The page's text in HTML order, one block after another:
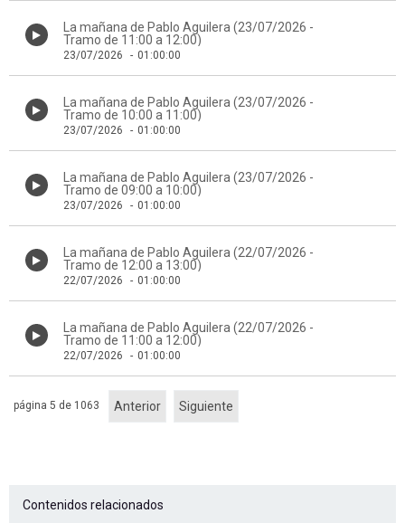
La mañana de Pablo Aguilera (23/07/2026 -
Tramo de 11:00 a 12:00)
23/07/2026 - 01:00:00
La mañana de Pablo Aguilera (23/07/2026 -
Tramo de 10:00 a 11:00)
23/07/2026 - 01:00:00
La mañana de Pablo Aguilera (23/07/2026 -
Tramo de 09:00 a 10:00)
23/07/2026 - 01:00:00
La mañana de Pablo Aguilera (22/07/2026 -
Tramo de 12:00 a 13:00)
22/07/2026 - 01:00:00
La mañana de Pablo Aguilera (22/07/2026 -
Tramo de 11:00 a 12:00)
22/07/2026 - 01:00:00
Anterior Siguiente
página 5 de 1063
Contenidos relacionados